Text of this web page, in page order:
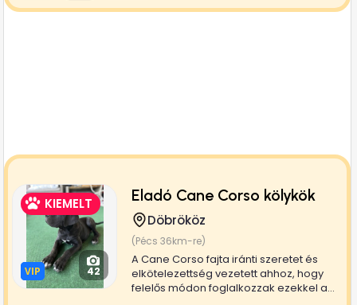
KIEMELT
VIP
VIP 42
Eladó Cane Corso kölykök
Döbrököz
(Pécs 36km-re)
A Cane Corso fajta iránti szeretet és
elkötelezettség vezetett ahhoz, hogy
felelős módon foglalkozzak ezekkel a...